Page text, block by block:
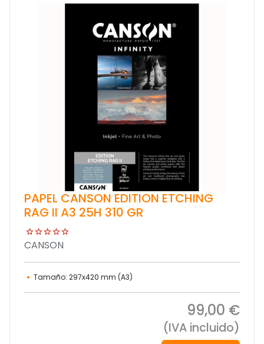
PAPEL CANSON EDITION ETCHING
RAG II A3 25H 310 GR
CANSON
Tamaño: 297x420 mm (A3)
99,00 €
(IVA incluido)